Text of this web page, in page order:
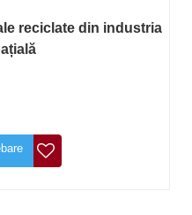
reciclate din industria